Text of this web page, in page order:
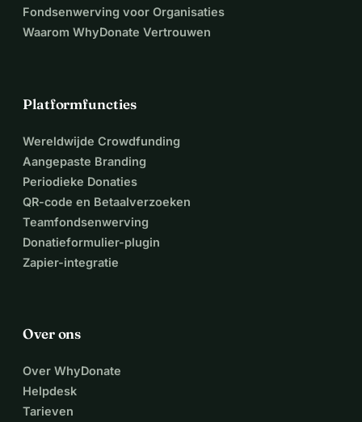
Fondsenwerving voor Organisaties
Waarom WhyDonate Vertrouwen
Platformfuncties
Wereldwijde Crowdfunding
Aangepaste Branding
Periodieke Donaties
QR-code en Betaalverzoeken
Teamfondsenwerving
Donatieformulier-plugin
Zapier-integratie
Over ons
Over WhyDonate
Helpdesk
Tarieven